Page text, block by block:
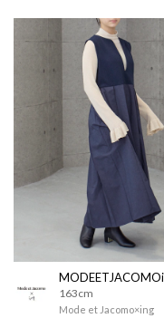
163cm
Mode et Jacomo×ing